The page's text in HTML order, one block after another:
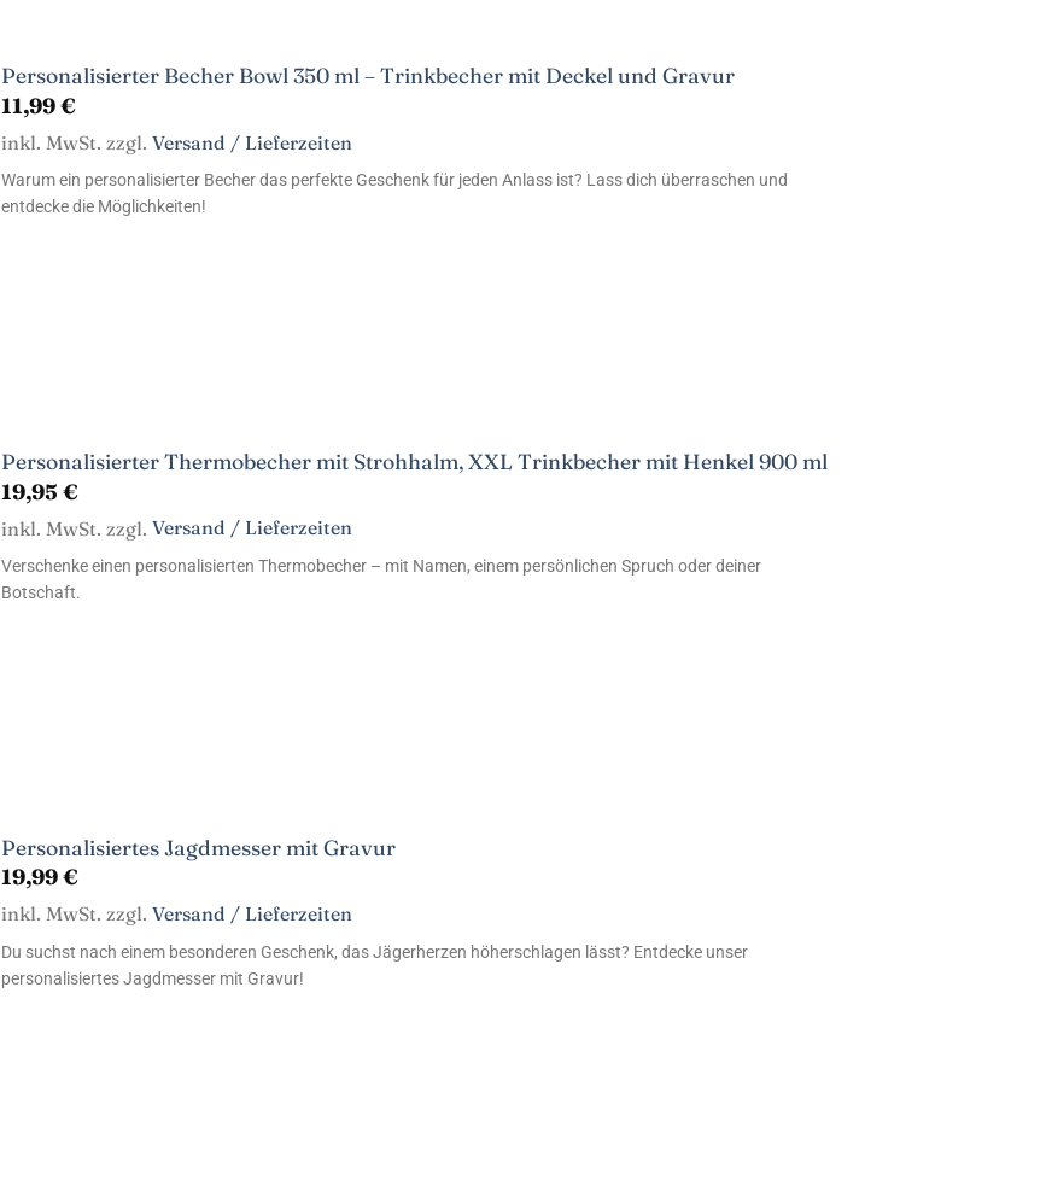
Personalisierter Becher Bowl 350 ml – Trinkbecher mit Deckel und Gravur
11,99€
inkl. MwSt. zzgl.Versand / Lieferzeiten
Warum ein personalisierter Becher das perfekte Geschenk für jeden Anlass ist? Lass dich überraschen und
entdecke die Möglichkeiten!
Personalisierter Thermobecher mit Strohhalm, XXL Trinkbecher mit Henkel 900 ml
19,95€
inkl. MwSt. zzgl.Versand / Lieferzeiten
Verschenke einen personalisierten Thermobecher – mit Namen, einem persönlichen Spruch oder deiner
Botschaft.
Personalisiertes Jagdmesser mit Gravur
19,99€
inkl. MwSt. zzgl.Versand / Lieferzeiten
Du suchst nach einem besonderen Geschenk, das Jägerherzen höherschlagen lässt? Entdecke unser
personalisiertes Jagdmesser mit Gravur!